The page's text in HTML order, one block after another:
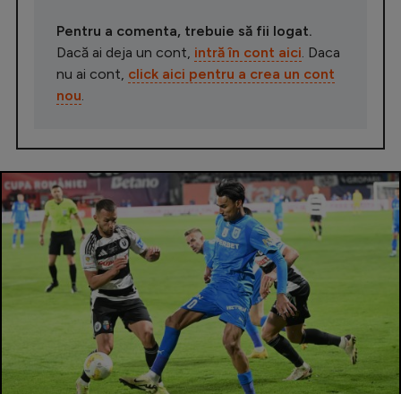
Pentru a comenta, trebuie să fii logat.
Dacă ai deja un cont, intră în cont aici . Daca
nu ai cont, click aici pentru a crea un cont
nou